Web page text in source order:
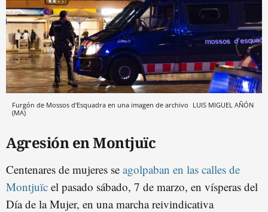
Furgón de Mossos d'Esquadra en una imagen de archivo LUIS MIGUEL AÑÓN
(MA)
Agresión en Montjuïc
Centenares de mujeres se agolpaban en las calles de
Montjuïc el pasado sábado, 7 de marzo, en vísperas del
Día de la Mujer, en una marcha reivindicativa